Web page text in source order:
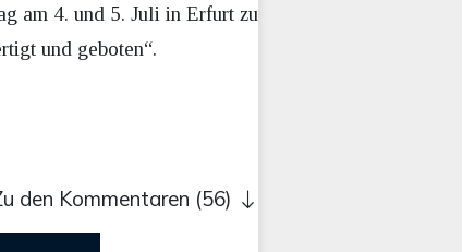
am 4. und 5. Juli in Erfurt zu
und geboten“.
den Kommentaren (56)